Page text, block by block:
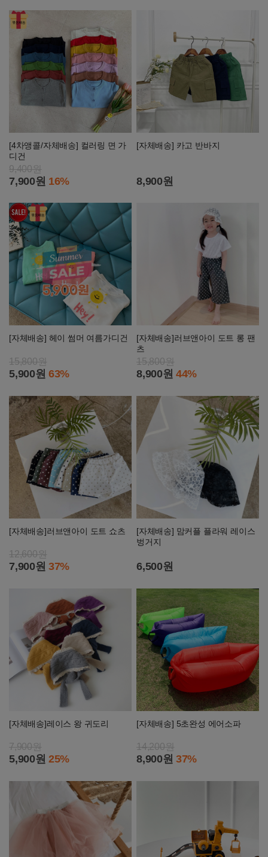
[4차앵콜/자체배송] 컬러링 면 가
디건
9,400원
7,900원 16%
[자체배송] 카고 반바지
8,900원
[자체배송] 헤이 썸머 여름가디건
15,800원
5,900원 63%
[자체배송]러브앤아이 도트 롱 팬
츠
15,800원
8,900원 44%
[자체배송]러브앤아이 도트 쇼츠
12,600원
7,900원 37%
[자체배송] 맘커플 플라워 레이스
벙거지
6,500원
[자체배송]레이스 왕 귀도리
7,900원
5,900원 25%
[자체배송] 5초완성 에어소파
14,200원
8,900원 37%